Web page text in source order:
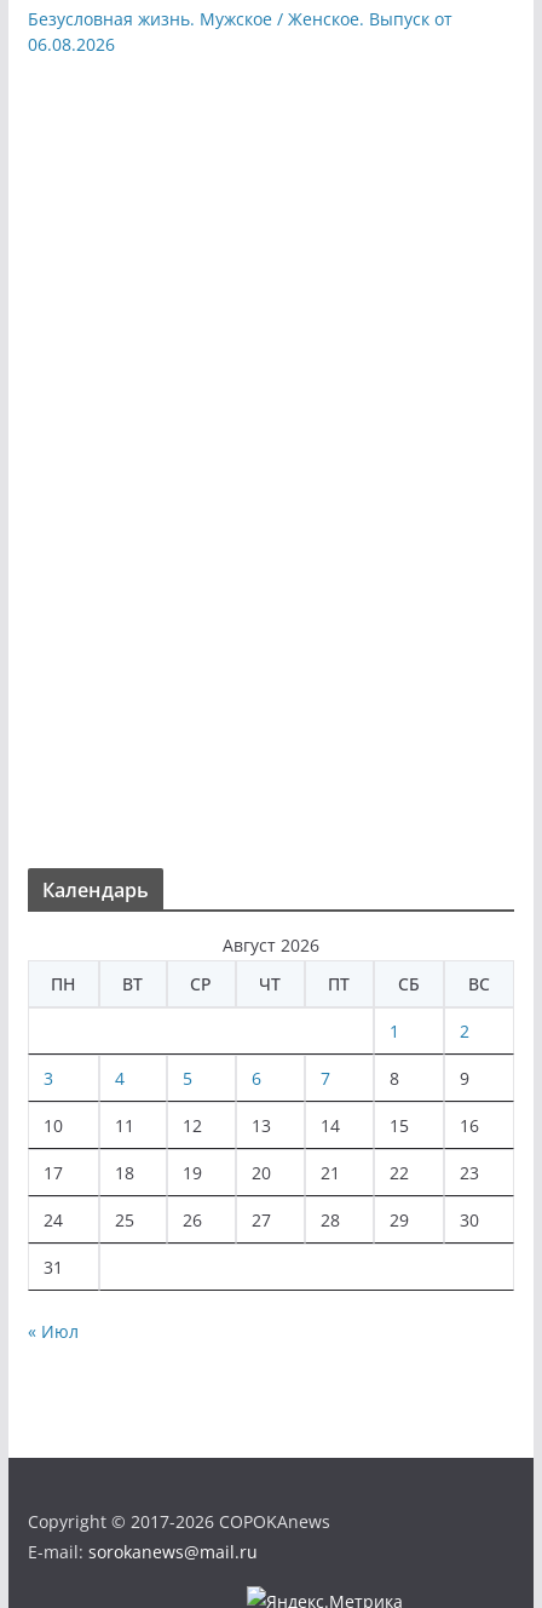
Безусловная жизнь. Мужское / Женское. Выпуск от
06.08.2026
Календарь
Август 2026
ПН
ВТ СР ЧТ ПТ СБ ВС
1 2
3 4 5 6 7 8 9
10 11 12 13 14 15 16
17 18 19 20 21 22 23
24 25 26 27 28 29 30
31
« Июл
Copyright © 2017-2026 COPOKAnews
E-mail: sorokanews@mail.ru